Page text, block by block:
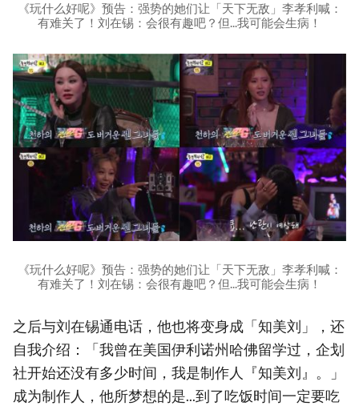
《玩什么好呢》预告：强势的她们让「天下无敌」李孝利喊：
有难关了！刘在锡：会很有趣吧？但...我可能会生病！
《玩什么好呢》预告：强势的她们让「天下无敌」李孝利喊：
有难关了！刘在锡：会很有趣吧？但...我可能会生病！
之后与刘在锡通电话，他也将变身成「知美刘」，还
自我介绍：「我曾在美国伊利诺州哈佛留学过，企划
社开始还没有多少时间，我是制作人『知美刘』。」
成为制作人，他所梦想的是...到了吃饭时间一定要吃